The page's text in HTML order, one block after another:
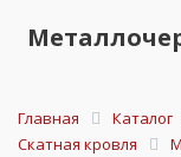
Главная Каталог
Скатная кровля